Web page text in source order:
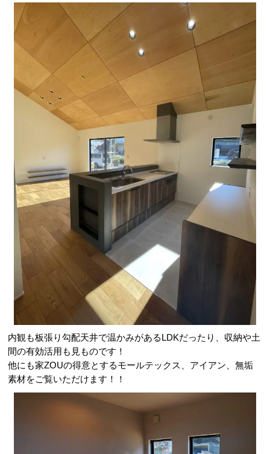
内観も板張り勾配天井で温かみがあるLDKだったり、収納や土
間の有効活用も見ものです！
他にも家ZOUの得意とするモールテックス、アイアン、無垢
素材をご覧いただけます！！